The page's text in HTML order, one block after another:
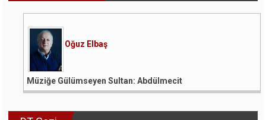
Oğuz Elbaş
Müziğe Gülümseyen Sultan: Abdülmecit